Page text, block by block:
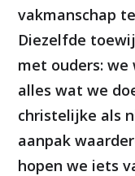
vakmanschap
Diezelfde
met ouders:
alles wat we
christelijke als
aanpak
hopen we iets